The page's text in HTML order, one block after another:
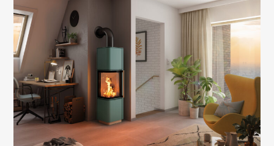
Finition acier turquoise
Un look élancé, avec les parties en bois sur la
poignée et le pied de la rampe créant un design
moderne et doux.